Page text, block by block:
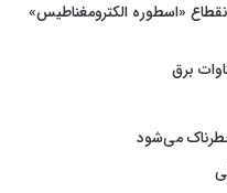
«اسطوره الکترومغناطیس»
می‌شود